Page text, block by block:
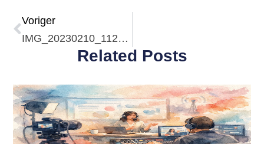
Voriger
IMG_20230210_112324
Related Posts